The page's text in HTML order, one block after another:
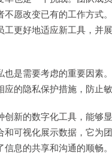
不愿改变已有的工作方式
工更好地适应新工具，并
是需要考虑的重要因素。
应的隐私保护措施，防止
创新的数字化工具，能够
和可视化展示数据，它为
信息的共享和沟通的顺畅